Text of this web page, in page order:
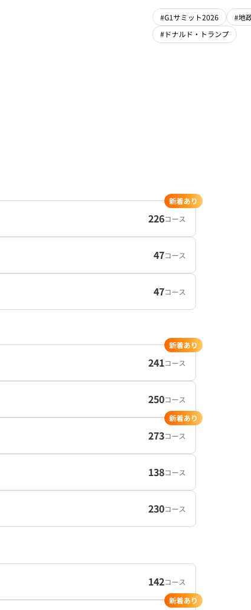
#G1サミット2026
#地
#ドナルド・トランプ
226コース
新着あり
47コース
47コース
241コース
新着あり
250コース
273コース
新着あり
138コース
230コース
142コース
新着あり